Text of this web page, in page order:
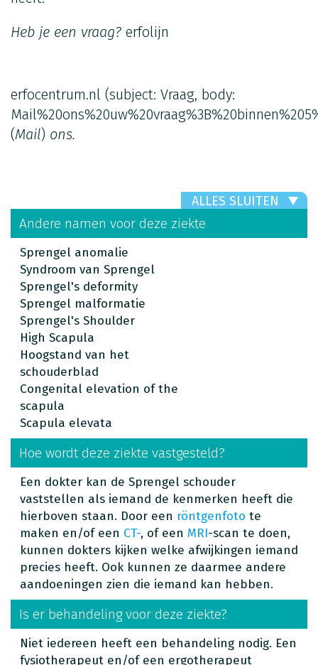
Heb je een vraag? erfolijn
erfocentrum.nl (subject: Vraag, body:
(Mail) ons.
ALLES SLUITEN
Andere namen voor deze ziekte
Sprengel anomalie
Syndroom van Sprengel
Sprengel's deformity
Sprengel malformatie
Sprengel's Shoulder
High Scapula
Hoogstand van het
schouderblad
Congenital elevation of the
scapula
Scapula elevata
Hoe wordt deze ziekte vastgesteld?
Een dokter kan de Sprengel schouder
vaststellen als iemand de kenmerken heeft die
hierboven staan. Door een röntgenfoto te
maken en/of een CT-, of een MRI-scan te doen,
kunnen dokters kijken welke afwijkingen iemand
precies heeft. Ook kunnen ze daarmee andere
aandoeningen zien die iemand kan hebben.
Is er behandeling voor deze ziekte?
Niet iedereen heeft een behandeling nodig. Een
fysiotherapeut en/of een ergotherapeut